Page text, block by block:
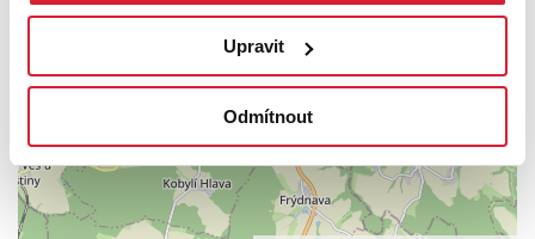
Upravit
Odmítnout